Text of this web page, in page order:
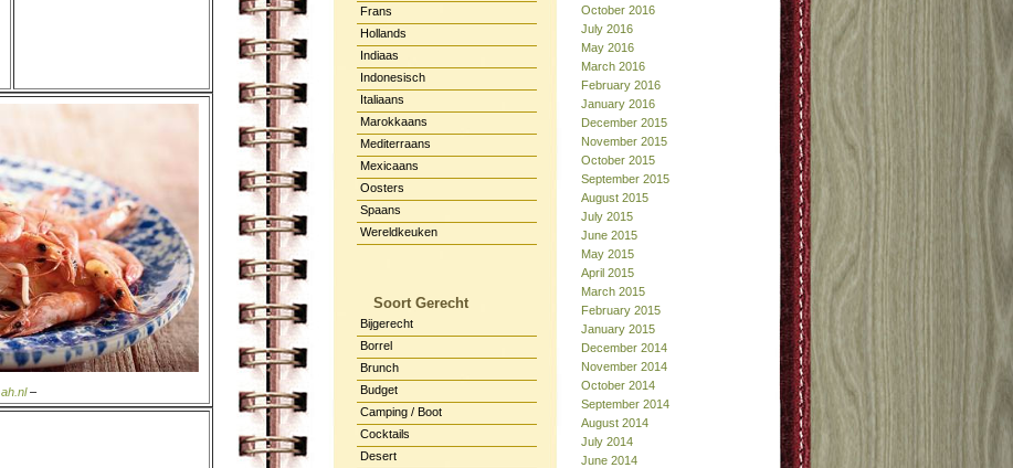
ah.nl–
Frans
Hollands
Indiaas
Indonesisch
Italiaans
Marokkaans
Mediterraans
Mexicaans
Oosters
Spaans
Wereldkeuken
Soort Gerecht
Bijgerecht
Borrel
Brunch
Budget
Camping / Boot
Cocktails
Desert
October 2016
July 2016
May 2016
March 2016
February 2016
January 2016
December 2015
November 2015
October 2015
September 2015
August 2015
July 2015
June 2015
May 2015
April 2015
March 2015
February 2015
January 2015
December 2014
November 2014
October 2014
September 2014
August 2014
July 2014
June 2014